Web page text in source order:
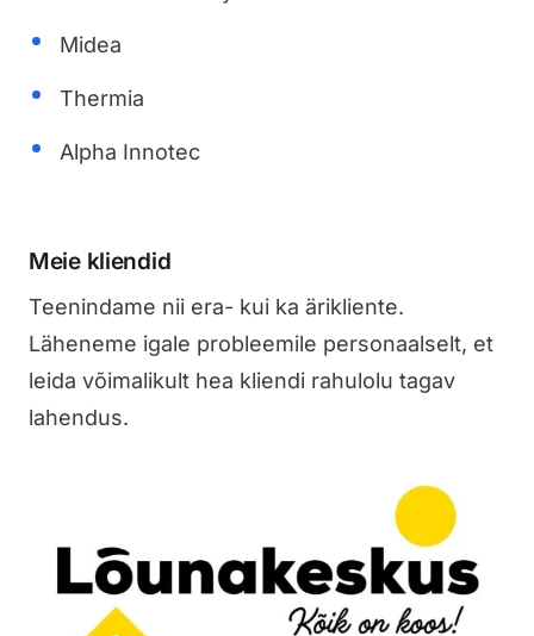
Midea
Thermia
Alpha Innotec
Meie kliendid
Teenindame nii era- kui ka ärikliente.
Läheneme igale probleemile personaalselt, et
leida võimalikult hea kliendi rahulolu tagav
lahendus.